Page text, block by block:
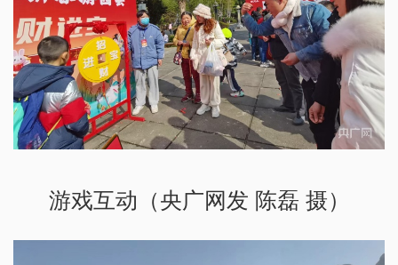
游戏互动（央广网发 陈磊 摄）